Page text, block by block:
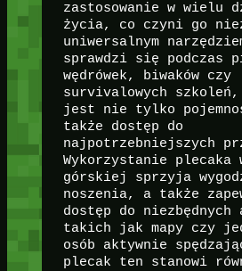
zastosowanie w wielu
życia, co czyni go
uniwersalnym
sprawdzi się podczas
wędrówek, biwaków czy
survivalowych szkoleń,
jest nie tylko
także dostęp do
najpotrzebniejszych
Wykorzystanie plecaka
górskiej sprzyja
noszenia, a także
dostęp do niezbędnych
takich jak mapy czy
osób aktywnie
plecak ten stanowi